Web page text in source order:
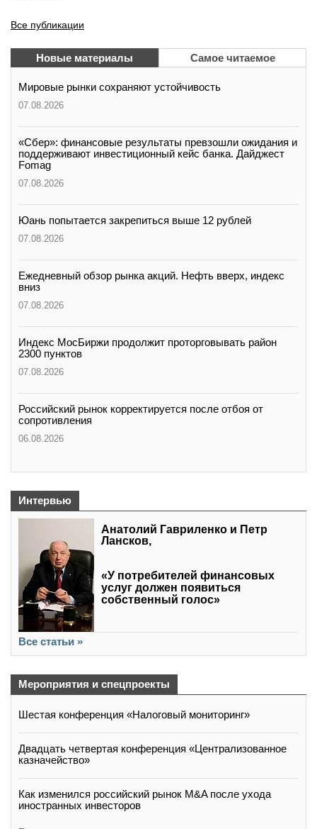
Все публикации
Новые материалы Самое читаемое
Мировые рынки сохраняют устойчивость
07.08.2026
«Сбер»: финансовые результаты превзошли ожидания и
поддерживают инвестиционный кейс банка. Дайджест
Fomag
07.08.2026
Юань попытается закрепиться выше 12 рублей
07.08.2026
Ежедневный обзор рынка акций. Нефть вверх, индекс
вниз
07.08.2026
Индекс МосБиржи продолжит проторговывать район
2300 пунктов
07.08.2026
Российский рынок корректируется после отбоя от
сопротивления
06.08.2026
Интервью
Анатолий Гавриленко и Петр
Лансков,
«У потребителей финансовых
услуг должен появиться
собственный голос»
Все статьи »
Мероприятия и спецпроекты
Шестая конференция «Налоговый мониторинг»
Двадцать четвертая конференция «Централизованное
казначейство»
Как изменился российский рынок M&A после ухода
иностранных инвесторов